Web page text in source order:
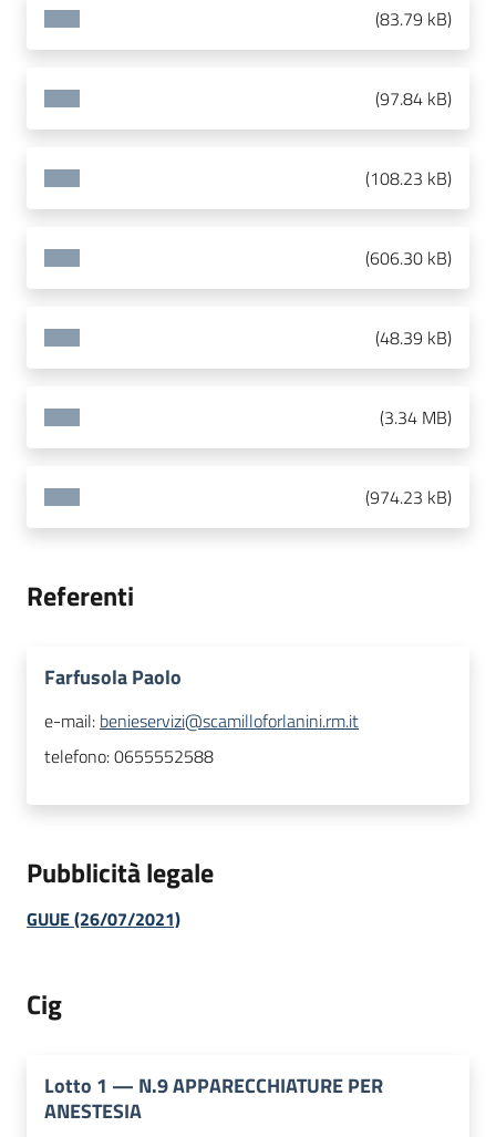
(83.79 kB)
(97.84 kB)
(108.23 kB)
(606.30 kB)
(48.39 kB)
(3.34 MB)
(974.23 kB)
Referenti
Farfusola Paolo
e-mail: benieservizi@scamilloforlanini.rm.it
telefono:0655552588
Pubblicità legale
GUUE (26/07/2021)
Cig
Lotto 1 — N.9 APPARECCHIATURE PER
ANESTESIA